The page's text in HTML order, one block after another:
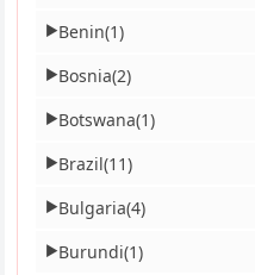
▶Benin(1)
▶Bosnia(2)
▶Botswana(1)
▶Brazil(11)
▶Bulgaria(4)
▶Burundi(1)